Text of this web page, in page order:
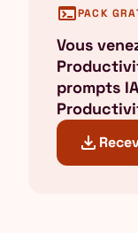
terminalPACK
Vous
prompts
download